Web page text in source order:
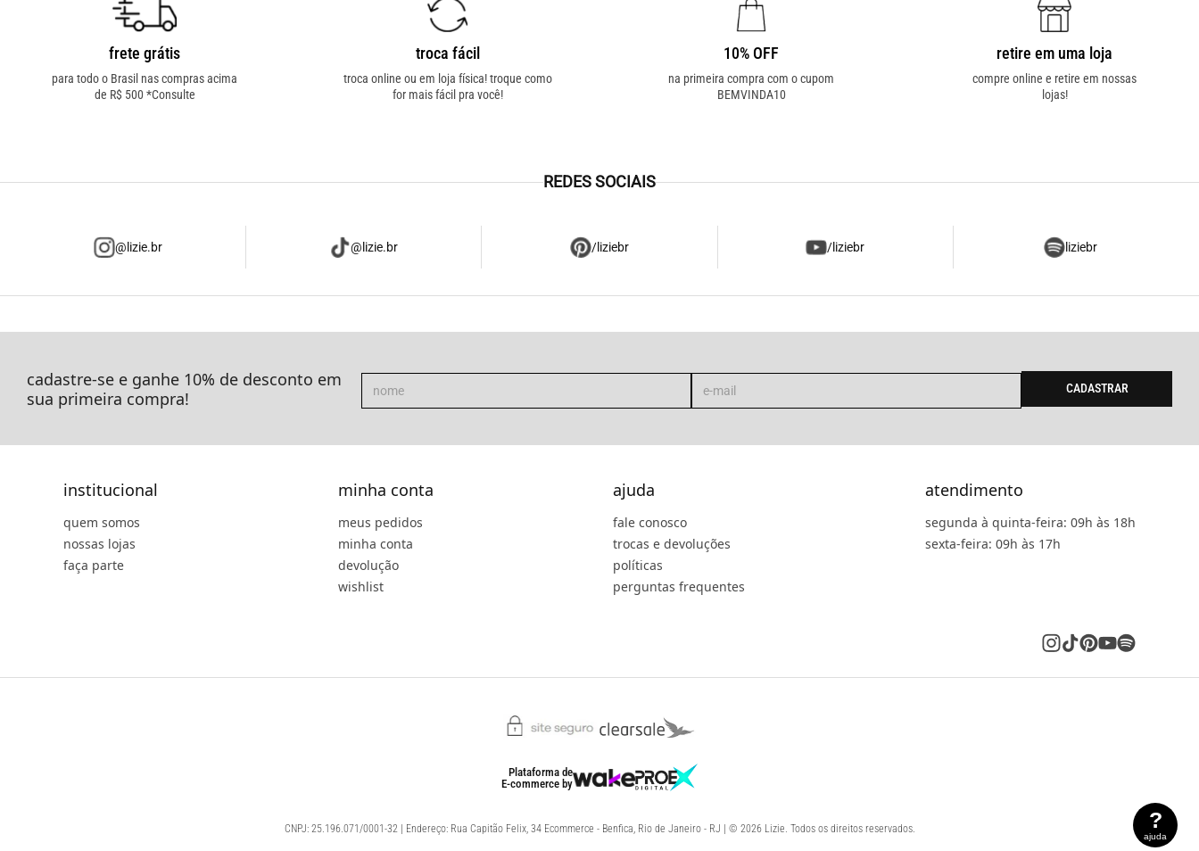
frete grátis
para todo o Brasil nas compras acima
de R$ 500 *Consulte
troca fácil
troca online ou em loja física! troque como
for mais fácil pra você!
10% OFF
na primeira compra com o cupom
BEMVINDA10
retire em uma loja
compre online e retire em nossas
lojas!
REDES SOCIAIS
@lizie.br @lizie.br /liziebr /liziebr liziebr
cadastre-se e ganhe 10% de desconto em
sua primeira compra!
CADASTRAR
institucional
quem somos
nossas lojas
faça parte
minha conta
meus pedidos
minha conta
devolução
wishlist
ajuda
fale conosco
trocas e devoluções
políticas
perguntas frequentes
atendimento
segunda à quinta-feira: 09h às 18h
sexta-feira: 09h às 17h
Plataforma de
E-commerce by
CNPJ: 25.196.071/0001-32 | Endereço: Rua Capitão Felix, 34 Ecommerce - Benfica, Rio de Janeiro - RJ | © 2026 Lizie. Todos os direitos reservados. ?
ajuda